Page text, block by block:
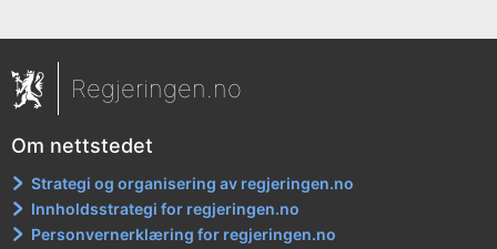
Regjeringen.no
Om nettstedet
Strategi og organisering av regjeringen.no
Innholdsstrategi for regjeringen.no
Personvernerklæring for regjeringen.no